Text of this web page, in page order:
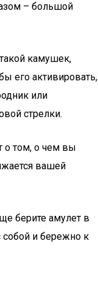
– большой
камушек,
его активировать,
или
стрелки.
о том, о чем вы
вашей
берите амулет в
и бережно к